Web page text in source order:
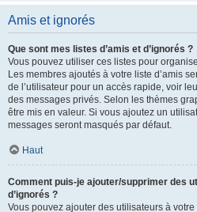
Amis et ignorés
Que sont mes listes d’amis et d’ignorés ?
Vous pouvez utiliser ces listes pour
Les membres ajoutés à votre liste d’amis
de l’utilisateur pour un accès rapide, voir
des messages privés. Selon les thèmes
être mis en valeur. Si vous ajoutez un
messages seront masqués par défaut.
Haut
Comment puis-je ajouter/supprimer des
d’ignorés ?
Vous pouvez ajouter des utilisateurs à